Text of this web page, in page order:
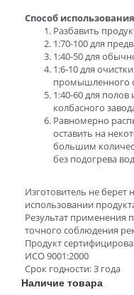
Способ
Разбавить
1:70-100 для
1:40-50 для
1:6-10 для
промышленного
1:40-60 для
колбасного
Равномерно
оставить на
большим
без подогрева
Изготовитель не берет
использовании
Результат применения
точного соблюдения
Продукт
ИСО 9001:2000
Срок годности: 3 года
Наличие товара